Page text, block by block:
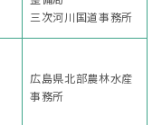
三次河川国道事務所
広島県北部農林水産
事務所